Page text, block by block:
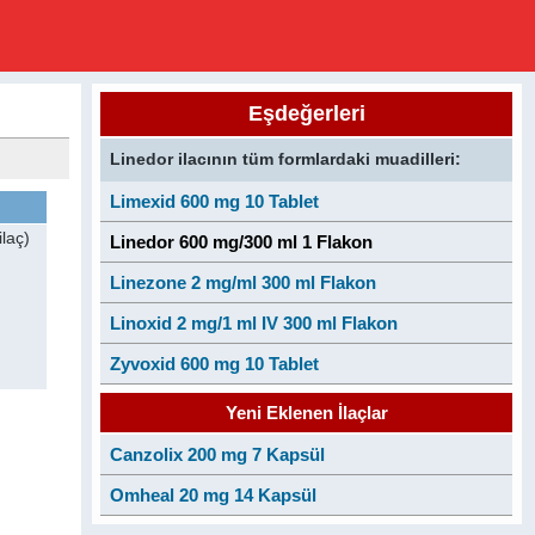
Eşdeğerleri
Linedor ilacının tüm formlardaki muadilleri:
Limexid 600 mg 10 Tablet
Linedor 600 mg/300 ml 1 Flakon
Linezone 2 mg/ml 300 ml Flakon
Linoxid 2 mg/1 ml IV 300 ml Flakon
Zyvoxid 600 mg 10 Tablet
Yeni Eklenen İlaçlar
Canzolix 200 mg 7 Kapsül
Omheal 20 mg 14 Kapsül